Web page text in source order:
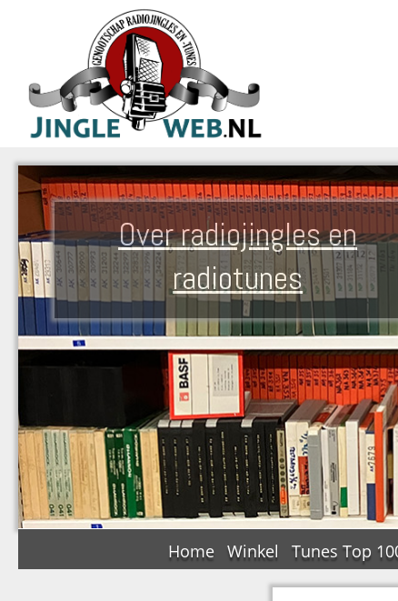
Over radiojingles en
radiotunes
Home Winkel Tunes Top